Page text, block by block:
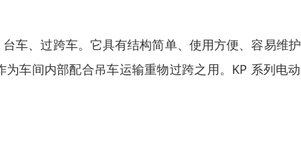
车、过跨车。它具有结构简单、使用方便、容易维
车间内部配合吊车运输重物过跨之用。KP 系列电